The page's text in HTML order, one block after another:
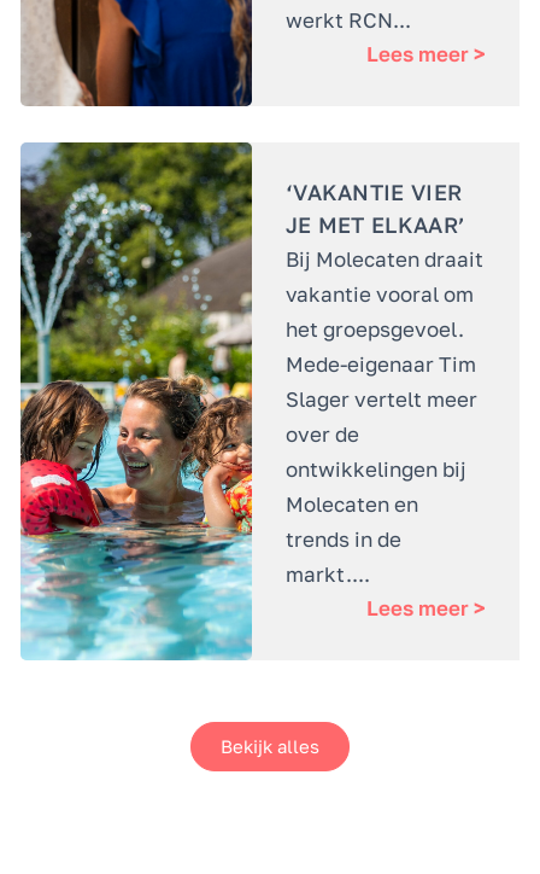
werkt RCN...
Lees meer >
‘VAKANTIE VIER
JE MET ELKAAR’
Bij Molecaten draait
vakantie vooral om
het groepsgevoel.
Mede-eigenaar Tim
Slager vertelt meer
over de
ontwikkelingen bij
Molecaten en
trends in de
markt....
Lees meer >
Bekijk alles